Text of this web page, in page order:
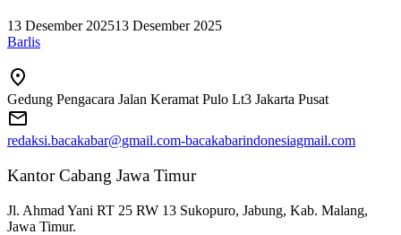
13 Desember 202513 Desember 2025
Barlis
Gedung Pengacara Jalan Keramat Pulo Lt3 Jakarta Pusat
redaksi.bacakabar@gmail.com-bacakabarindonesiagmail.com
Kantor Cabang Jawa Timur
Jl. Ahmad Yani RT 25 RW 13 Sukopuro, Jabung, Kab. Malang,
Jawa Timur.